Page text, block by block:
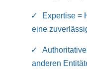
Expertise =
eine
anderen